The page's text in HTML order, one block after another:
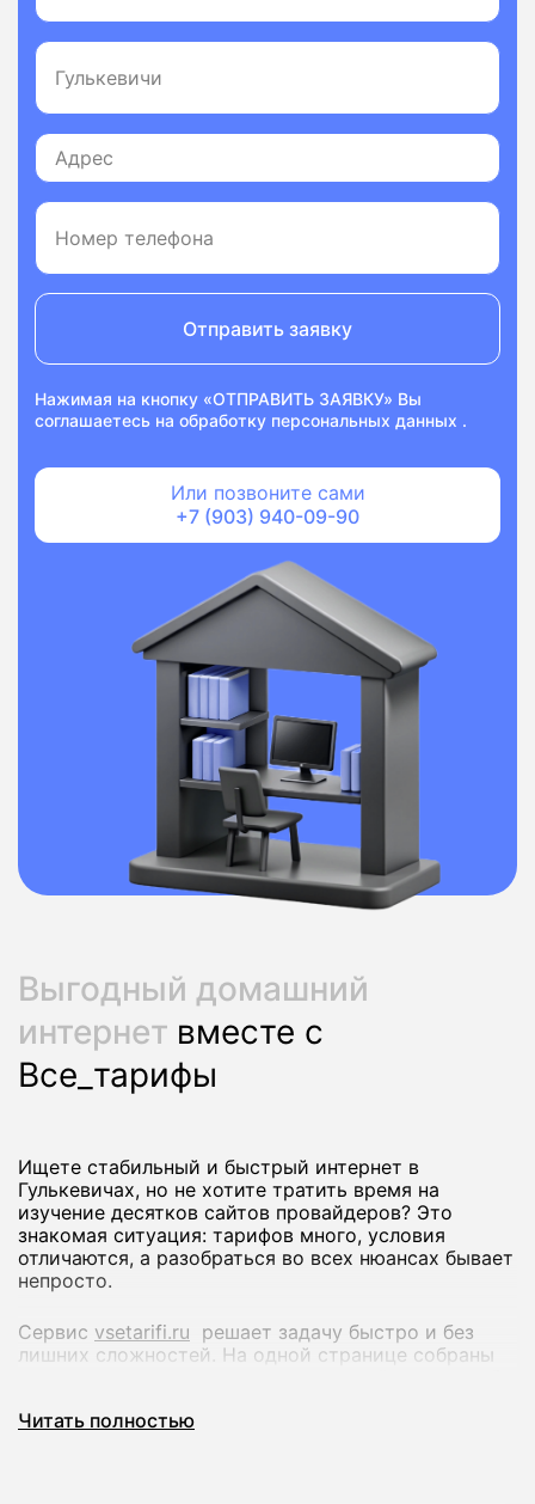
Отправить заявку
Нажимая на кнопку «ОТПРАВИТЬ ЗАЯВКУ» Вы
соглашаетесь на обработку персональных данных .
Или позвоните сами
+7 (903) 940-09-90
Выгодный домашний
интернет вместе с
Все_тарифы
Ищете стабильный и быстрый интернет в
Гулькевичах, но не хотите тратить время на
изучение десятков сайтов провайдеров? Это
знакомая ситуация: тарифов много, условия
отличаются, а разобраться во всех нюансах бывает
непросто.
Сервис vsetarifi.ru решает задачу быстро и без
лишних сложностей. На одной странице собраны
оптимальный вариант.
Читать полностью